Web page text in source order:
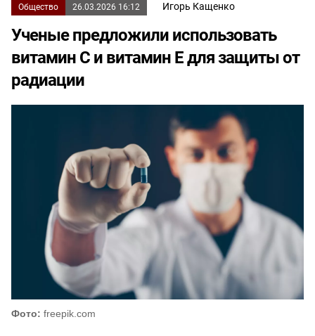
Общество 26.03.2026 16:12 Игорь Кащенко
Ученые предложили использовать
витамин С и витамин Е для защиты от
радиации
Фото: freepik.com